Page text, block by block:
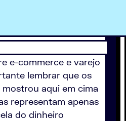
e-commerce e varejo
lembrar que os
aqui em cima
representam apenas
do dinheiro